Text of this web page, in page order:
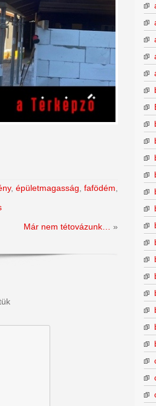
, épületmagasság ,fafödém
Már nem tétovázunk…
»